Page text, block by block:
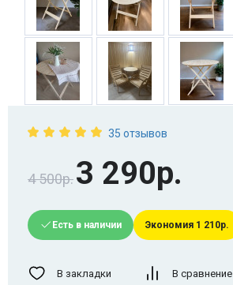
35 отзывов
4 500р.3 290р.
Есть в наличии Экономия 1 210р.
В закладки В сравнение